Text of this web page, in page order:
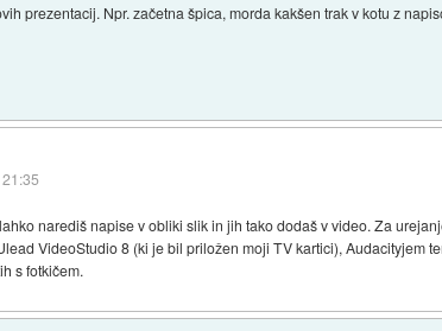
prezentacij. Npr. začetna špica, morda kakšen trak v kotu z
narediš napise v obliki slik in jih tako dodaš v video. Za
VideoStudio 8 (ki je bil priložen moji TV kartici), Audacityjem
s fotkičem.